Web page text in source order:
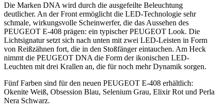
Die Marken DNA wird durch die ausgefeilte Beleuchtung
deutlicher. An der Front ermöglicht die LED-Technologie sehr
schmale, wirkungsvolle Scheinwerfer, die das Aussehen des
PEUGEOT E-408 prägen: ein typischer PEUGEOT Look. Die
Lichtsignatur setzt sich nach unten mit zwei LED-Leisten in Form
von Reißzähnen fort, die in den Stoßfänger eintauchen. Am Heck
nimmt die PEUGEOT DNA die Form der ikonischen LED-
Leuchten mit drei Krallen an, die für noch mehr Dynamik sorgen.
Fünf Farben sind für den neuen PEUGEOT E-408 erhältlich:
Okenite Weiß, Obsession Blau, Selenium Grau, Elixir Rot und Perla
Nera Schwarz.